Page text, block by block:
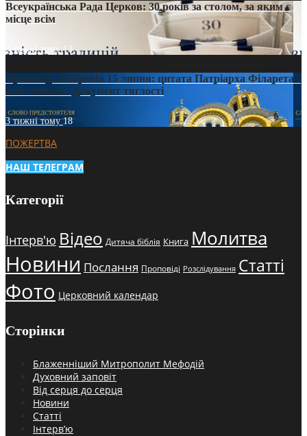
Всеукраїнська Рада Церков: 30 років за столом, за яким є
місце всім
3 тижні тому13
Проповідь Епіфанія 15 липня: цитата Патріарха Філарета з
його амвона. Документ тяглості
3 тижні тому18
ПОЖЕРТВА
НАШ ТЕЛЕГРАМ
Категорії
Інтерв'ю Відео Дитяча біблія Книга Молитва
Новини Послання Проповіді Розслідування Статті
Фото Церковний календар
Сторінки
Блаженніший Митрополит Мефодій
Духовний заповіт
Від серця до серця
Новини
Статті
Інтерв’ю